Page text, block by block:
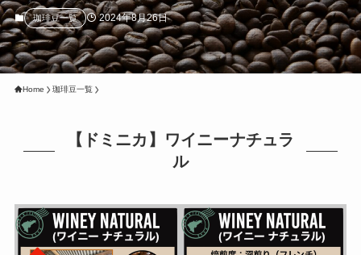
珈琲豆一覧 2024年8月26日
Home 珈琲豆一覧
【ドミニカ】ワイニーナチュラ
ル